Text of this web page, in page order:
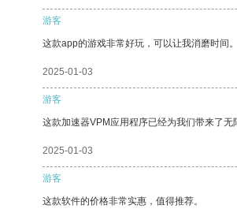
游客
这款app的游戏非常好玩，可以让我消磨时间。
2025-01-03
游客
这款加速器VPM应用程序已经为我们带来了
2025-01-03
游客
这款软件的价格非常实惠，值得推荐。